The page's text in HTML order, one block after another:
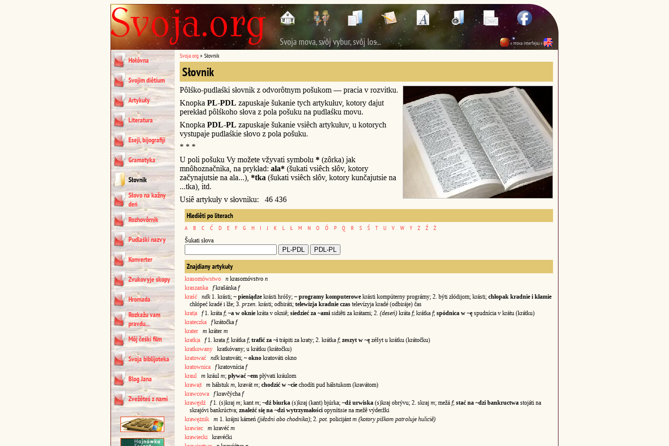
Svoja mova, svôj vybur, svôj los... « mova interfejsu »
Hołôvna
Svojim diêtium
Artykuły
Literatura
Eseji, bijografiji
Gramatyka
Słovnik
Słovo na kažny
deń
Rozhovôrnik
Pudlaśki nazvy
Konverter
Zvukovyje skopy
Hromada
Rozkažu vam
pravdu...
Môj čeśki film
Svoja biblijoteka
Blog Jana
Zvežêteś z nami
Svoja.org » Słovnik
Słovnik
Pôlśko-pudlaśki słovnik z odvorôtnym pošukom — pracia v rozvitku.
Knopka PL-PDL zapuskaje šukanie tych artykułuv, kotory dajut
perekład pôlśkoho słova z pola pošuku na pudlaśku movu.
Knopka PDL-PL zapuskaje šukanie vsiêch artykułuv, u kotorych
vystupaje pudlaśkie słovo z pola pošuku.
* * *
U poli pošuku Vy možete vžyvati symbolu * (zôrka) jak
mnôhoznačnika, na prykład: ala* (šukati vsiêch słôv, kotory
začynajutsie na ala...), *tka (šukati vsiêch słôv, kotory kunčajutsie na
...tka), itd.
Usiê artykuły v słovniku: 46 436
Hlediêti po literach
A B C Ć D E F G H I J K L Ł M N O Ó P Q R S Ś T U V W Y Z Ź Ż
Šukati słova
Znajdiany artykuły
krasomówstwo n krasomóvstvo n
kraszanka
fkrašánka f
kraść
ndk1. krásti; ~ pieniądze krásti hróšy; ~ programy komputerowe krásti kompúterny prográmy; 2. býti złódijom; krásti; chłopak kradnie i kłamie
chłópeć kradé i łže; 3. przen. krásti; odbiráti; telewizja kradnie czas televízyja kradé (odbiráje) čas
krat|a
f1. kráta f; ~a w oknie kráta v okniê; siedzieć za ~ami sidiêti za krátami; 2. (deseń) kráta f; krátka f; spódnica w ~ę spudnícia v krátu (krátku)
krateczka
fkrátočka f
krater
m kráter m
kratk|a
f1. krata f; krátka f; trafić za ~i trápiti za kraty; 2. krátka f; zeszyt w ~ę zéšyt u krátku (krátočku)
kratkowany kratkóvany; u krátku (krátočku)
kratować
ndkkratováti; ~ okno kratováti okno
kratownica
fkratovnícia f
kraul
m krául m; pływać ~em płývati kráulom
krawa|t
m háłstuk m , kravát m; chodzić w ~cie chodíti pud háłstukom (kravátom)
krawcowa
fkravčýcha f
krawę|dź
f1. (s)kraj m; kant m; ~dź biurka (s)kraj (kant) bjúrka; ~dź urwiska (s)kraj obrývu; 2. skraj m; mežá f; stać na ~dzi bankructwa stojáti na
skrajóvi bankrúctva; znaleźć się na ~dzi wytrzymałości opynítisie na mežê výderžki
krawężnik
m 1. krájni kámeń (jiêzdni abo chodnika); 2. pot. policijánt m (kotory piškom patroluje huliciê)
krawiec
m kravéć m
krawiecki kravéćki